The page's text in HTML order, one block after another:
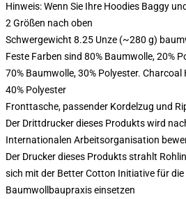
Hinweis: Wenn Sie Ihre Hoodies Baggy
2 Größen nach oben
Schwergewicht 8.25 Unze (~280 g)
Feste Farben sind 80% Baumwolle, 20%
70% Baumwolle, 30% Polyester.
40% Polyester
Fronttasche, passender Kordelzug und
Der Drittdrucker dieses Produkts wird
Internationalen Arbeitsorganisation
Der Drucker dieses Produkts strahlt
sich mit der Better Cotton Initiative für die
Baumwollbaupraxis einsetzen